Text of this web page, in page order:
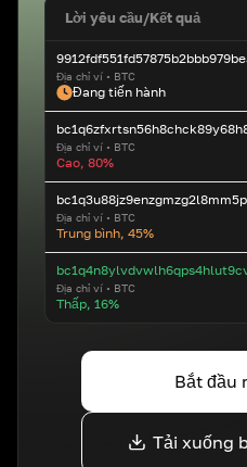
Lời yêu cầu/Kết quả
Địa chỉ ví • BTC
Đang tiến hành
Địa chỉ ví • BTC
Cao, 80%
Địa chỉ ví • BTC
Trung bình, 45%
Địa chỉ ví • BTC
Thấp, 16%
Bắt đầu
Tải xuống